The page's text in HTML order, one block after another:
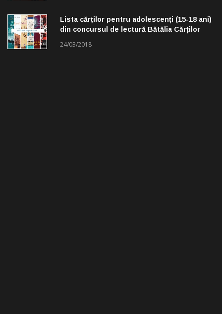
Lista cărților pentru adolescenți (15-18 ani)
din concursul de lectură Bătălia Cărților
24/03/2018